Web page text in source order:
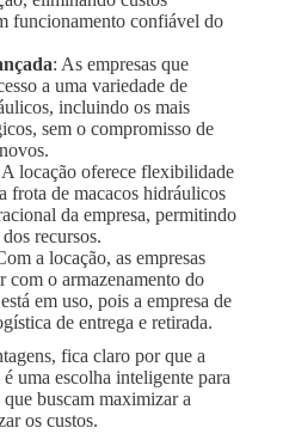
funcionamento confiável do
: As empresas que
a uma variedade de
incluindo os mais
sem o compromisso de
A locação oferece flexibilidade
frota de macacos hidráulicos
da empresa, permitindo
recursos.
a locação, as empresas
com o armazenamento do
em uso, pois a empresa de
de entrega e retirada.
fica claro por que a
uma escolha inteligente para
buscam maximizar a
os custos.